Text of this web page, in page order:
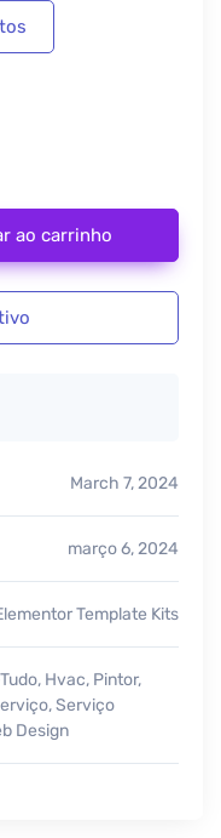
para encanadores e
ao carrinho
March 7, 2024
março 6, 2024
Template Kits
, Hvac, Pintor,
,Serviço
Design